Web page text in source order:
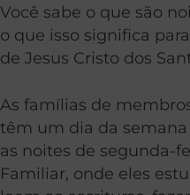
Você sabe o que são
o que isso significa
de Jesus Cristo dos
As famílias de
têm um dia da
as noites de segunda-
Familiar, onde eles